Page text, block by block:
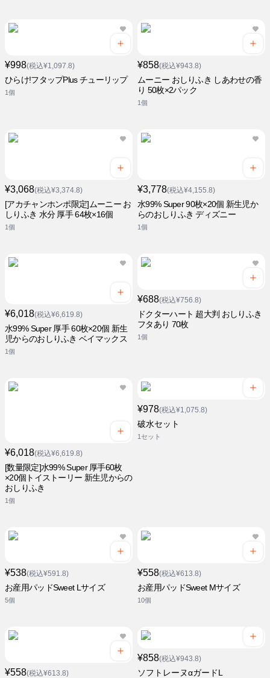
¥998(税込¥1,097.8)
ひらけ!フタップPlus チューリップ
1個
¥858(税込¥943.8)
ムーニー おしりふき しあわせの香
り 50枚×2パック
1個
¥3,068(税込¥3,374.8)
[アカチャンホンポ限定]ムーニー お
しりふき 水分 厚手 64枚×16個
1個
¥3,778(税込¥4,155.8)
水99% Super 90枚×20個 新生児か
らのおしりふき ディズニー
1個
¥6,018(税込¥6,619.8)
水99% Super 厚手 60枚×20個 新生
児からのおしりふき ベイマックス
1個
¥688(税込¥756.8)
ドクターハート 超大判 おしりふき
フタあり 70枚
1個
¥6,018(税込¥6,619.8)
[数量限定]水99% Super 厚手60枚
×20個トイストーリー 新生児からの
おしりふき
1個
¥978(税込¥1,075.8)
破水セット
1セット
¥538(税込¥591.8)
お産用パッドSweet Lサイズ
5個
¥558(税込¥613.8)
お産用パッドSweet Mサイズ
10個
¥558(税込¥613.8)
¥858(税込¥943.8)
ソフトレーヌαガードL